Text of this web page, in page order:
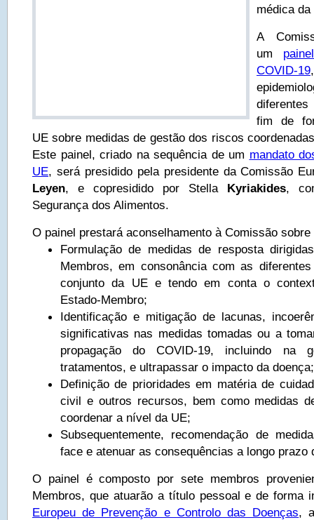
médica da
A
um
COVID-19
fim de
UE sobre medidas de gestão dos riscos
Este painel, criado na sequência de um mandato
UE, será presidido pela presidente da Comissão
Leyen, e copresidido por Stella Kyriakides,
Segurança dos Alimentos.
O painel prestará aconselhamento à Comissão
Formulação de medidas de resposta
Membros, em consonância com as
conjunto da UE e tendo em conta o
Estado-Membro;
Identificação e mitigação de lacunas,
significativas nas medidas tomadas ou a
propagação do COVID-19, incluindo na
tratamentos, e ultrapassar o impacto da doença;
Definição de prioridades em matéria de
civil e outros recursos, bem como medidas
coordenar a nível da UE;
Subsequentemente, recomendação de
face e atenuar as consequências a longo prazo
O painel é composto por sete membros
Membros, que atuarão a título pessoal e de forma
Europeu de Prevenção e Controlo das Doenças,